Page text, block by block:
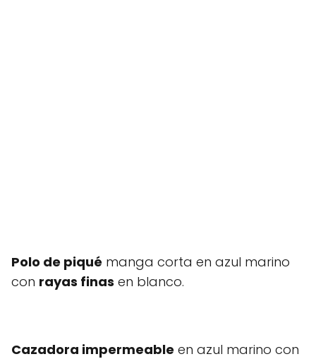
Polo de piqué manga corta en azul marino
con rayas finas en blanco.
Cazadora impermeable en azul marino con